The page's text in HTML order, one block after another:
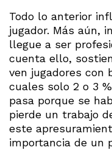
Todo lo anterior
jugador. Más aún,
llegue a ser
cuenta ello,
ven jugadores con
cuales solo 2 o 3
pasa porque se
pierde un trabajo
este
importancia de un